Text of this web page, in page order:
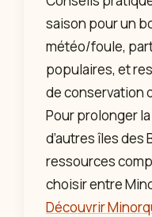
saison pour un
météo/foule,
populaires, et
de conservation
Pour prolonger
d’autres îles des
ressources
choisir entre
Découvrir